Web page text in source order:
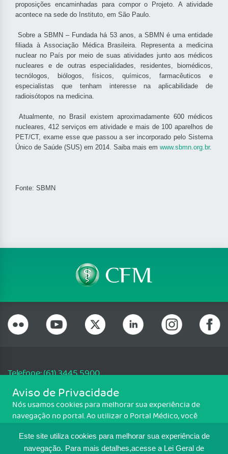
Este site utiliza cookies para melhorar sua experiência de
navegação. Para mais detalhes,acesse a Lei Geral de
proposições encaminhadas para compor o Projeto. A atividade
acontece na sede do Instituto, em São Paulo.
Sobre a SBMN – Fundada há 53 anos, a SBMN é uma entidade
filiada à Associação Médica Brasileira. Representa a medicina
nuclear no País por meio de suas atividades junto aos médicos
nucleares e de outras especialidades, residentes, biomédicos,
tecnólogos, biólogos, físicos, químicos, farmacêuticos e
especialistas que tenham interesse na aplicabilidade de
radioisótopos na medicina.
Atualmente, no Brasil existem aproximadamente 600 médicos
nucleares, 412 serviços em atividade e mais de 100 aparelhos de
PET/CT, exame esse que passou a ser incorporado pelo Sistema
Único de Saúde (SUS) em 2014. Saiba mais em www.sbmn.org.br.
Fonte: SBMN
Telefone: (61) 3445 5900
Email: cfm@portalmedico.org.br
SGAS 616, Conjunto D, Lote 115, L2 Sul, Brasília/DF - CEP: 70200-760 -
CNPJ: 33.583.550/0001-30
Aviso de Privacidade
Nós usamos cookies para melhorar sua experiência de
navegação no portal. Ao utilizar o Portal Médico, você
Para ter mais informações sobre como isso é feito, acesse
Política de cookies. Se você concorda, clique em ACEITO.